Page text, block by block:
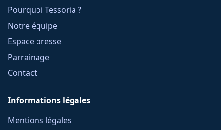
Pourquoi Tessoria ?
Notre équipe
Espace presse
Parrainage
Contact
Informations légales
Mentions légales